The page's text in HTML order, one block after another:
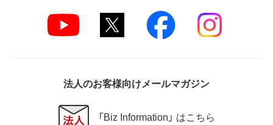
法人のお客様向けメールマガジン
「Biz Information」 はこちら